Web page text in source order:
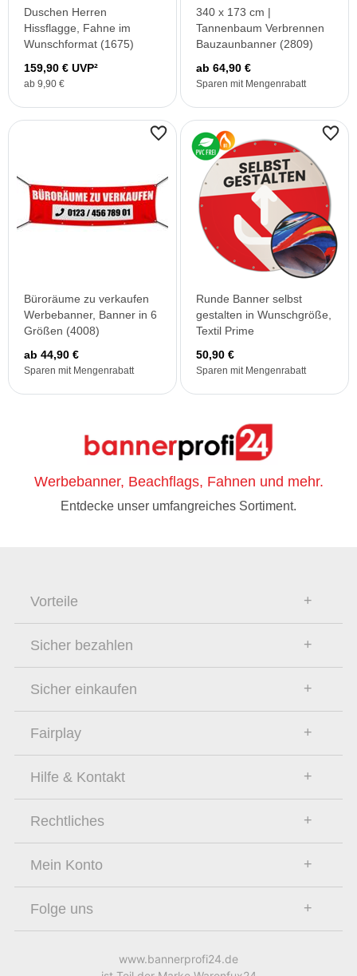
Duschen Herren
Hissflagge, Fahne im
Wunschformat (1675)
159,90 € UVP²
ab 9,90 €
340 x 173 cm |
Tannenbaum Verbrennen
Bauzaunbanner (2809)
ab 64,90 €
Sparen mit Mengenrabatt
Büroräume zu verkaufen
Werbebanner, Banner in 6
Größen (4008)
ab 44,90 €
Sparen mit Mengenrabatt
Runde Banner selbst
gestalten in Wunschgröße,
Textil Prime
50,90 €
Sparen mit Mengenrabatt
Werbebanner, Beachflags, Fahnen und mehr.
Entdecke unser umfangreiches Sortiment.
Vorteile
Sicher bezahlen
Sicher einkaufen
Fairplay
Hilfe & Kontakt
Rechtliches
Mein Konto
Folge uns
www.bannerprofi24.de